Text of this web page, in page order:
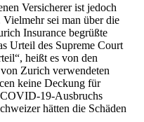
Versicherer ist jedoch
sei man über die
Insurance begrüßte
Urteil des Supreme Court
heißt es von den
Zurich verwendeten
keine Deckung für
19-Ausbruchs
hätten die Schäden